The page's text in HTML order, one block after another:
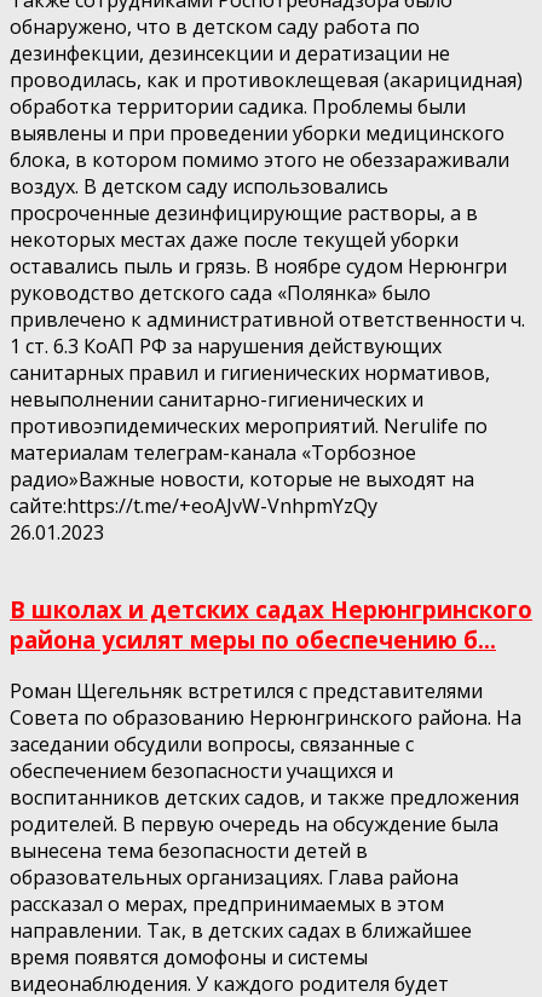
обнаружено, что в детском саду работа по
дезинфекции, дезинсекции и дератизации не
проводилась, как и противоклещевая (акарицидная)
обработка территории садика. Проблемы были
выявлены и при проведении уборки медицинского
блока, в котором помимо этого не обеззараживали
воздух. В детском саду использовались
просроченные дезинфицирующие растворы, а в
некоторых местах даже после текущей уборки
оставались пыль и грязь. В ноябре судом Нерюнгри
руководство детского сада «Полянка» было
привлечено к административной ответственности ч.
1 ст. 6.3 КоАП РФ за нарушения действующих
санитарных правил и гигиенических нормативов,
невыполнении санитарно-гигиенических и
противоэпидемических мероприятий. Nerulife по
материалам телеграм-канала «Торбозное
радио»Важные новости, которые не выходят на
сайте:https://t.me/+eoAJvW-VnhpmYzQy
26.01.2023
В школах и детских садах Нерюнгринского
района усилят меры по обеспечению б...
Роман Щегельняк встретился с представителями
Совета по образованию Нерюнгринского района. На
заседании обсудили вопросы, связанные с
обеспечением безопасности учащихся и
воспитанников детских садов, и также предложения
родителей. В первую очередь на обсуждение была
вынесена тема безопасности детей в
образовательных организациях. Глава района
рассказал о мерах, предпринимаемых в этом
направлении. Так, в детских садах в ближайшее
время появятся домофоны и системы
видеонаблюдения. У каждого родителя будет